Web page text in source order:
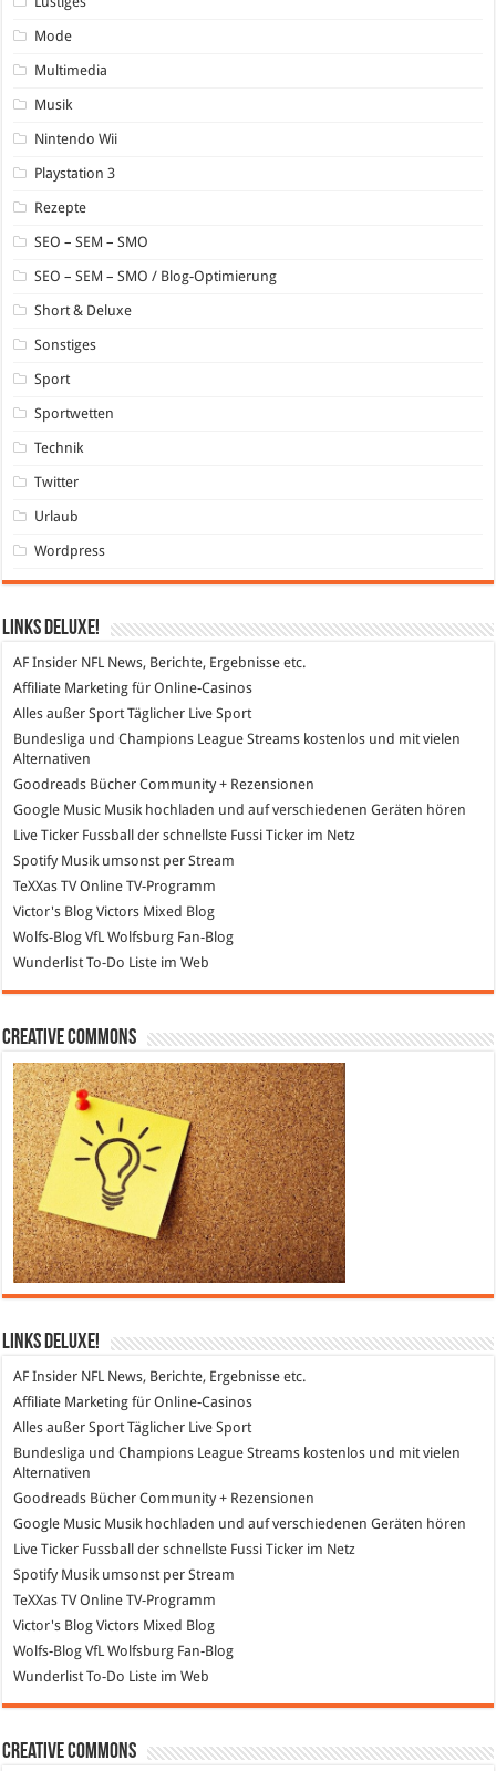
Mode
Multimedia
Musik
Nintendo Wii
Playstation 3
Rezepte
SEO – SEM – SMO
SEO – SEM – SMO / Blog-Optimierung
Short & Deluxe
Sonstiges
Sport
Sportwetten
Technik
Twitter
Urlaub
Wordpress
Links DeLuXe!
AF Insider NFL News, Berichte, Ergebnisse etc.
Affiliate Marketing für Online-Casinos
Alles außer Sport Täglicher Live Sport
Bundesliga und Champions League Streams kostenlos und mit vielen
Alternativen
Goodreads Bücher Community + Rezensionen
Google Music Musik hochladen und auf verschiedenen Geräten hören
Live Ticker Fussball der schnellste Fussi Ticker im Netz
SpotifyMusik umsonst per Stream
TeXXas TVOnline TV-Programm
Victor's Blog Victors Mixed Blog
Wolfs-Blog VfL Wolfsburg Fan-Blog
Wunderlist To-Do Liste im Web
Creative Commons
Links DeLuXe!
AF Insider NFL News, Berichte, Ergebnisse etc.
Affiliate Marketing für Online-Casinos
Alles außer SportTäglicher Live Sport
Bundesliga und Champions League Streams kostenlos und mit vielen
Alternativen
Goodreads Bücher Community + Rezensionen
Google Music Musik hochladen und auf verschiedenen Geräten hören
Live Ticker Fussball
der schnellste Fussi Ticker im Netz
SpotifyMusik umsonst per Stream
TeXXas TVOnline TV-Programm
Victor's Blog Victors Mixed Blog
Wolfs-Blog VfL Wolfsburg Fan-Blog
WunderlistTo-Do Liste im Web
Creative Commons